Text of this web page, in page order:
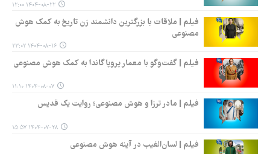
۱۴۰۴-۰۸-۲۲ ۱۲:۰۰
فیلم | ملاقات با بزرگترین دانشمند زن تاریخ به کمک هوش
مصنوعی
۱۴۰۴-۰۸-۱۶ ۲۳:۰۲
فیلم | گفت‌وگو با معمار پروپاگاندا به کمک هوش مصنوعی
۱۴۰۴-۰۸-۰۷ ۱۱:۱۰
فیلم | مادر ترزا و هوش مصنوعی؛ روایت یک قدیس
۱۴۰۴-۰۷-۲۸ ۱۵:۵۷
فیلم | لسان‌الغیب در آینه هوش مصنوعی